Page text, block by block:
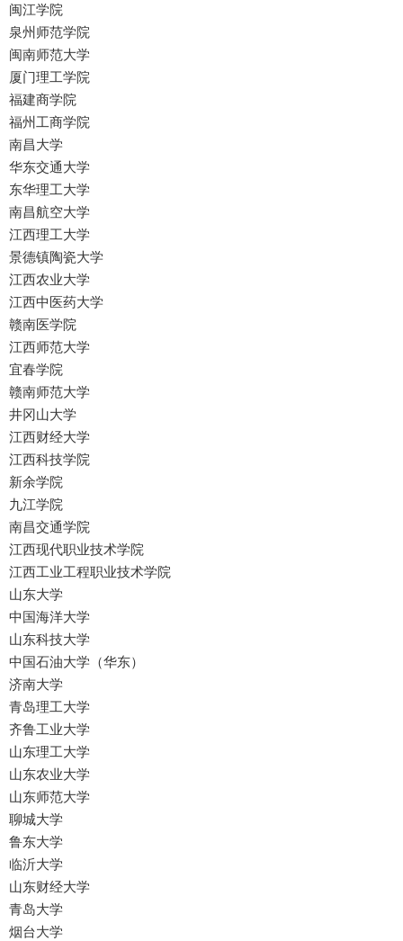
闽江学院
泉州师范学院
闽南师范大学
厦门理工学院
福建商学院
福州工商学院
南昌大学
华东交通大学
东华理工大学
南昌航空大学
江西理工大学
景德镇陶瓷大学
江西农业大学
江西中医药大学
赣南医学院
江西师范大学
宜春学院
赣南师范大学
井冈山大学
江西财经大学
江西科技学院
新余学院
九江学院
南昌交通学院
江西现代职业技术学院
江西工业工程职业技术学院
山东大学
中国海洋大学
山东科技大学
中国石油大学（华东）
济南大学
青岛理工大学
齐鲁工业大学
山东理工大学
山东农业大学
山东师范大学
聊城大学
鲁东大学
临沂大学
山东财经大学
青岛大学
烟台大学